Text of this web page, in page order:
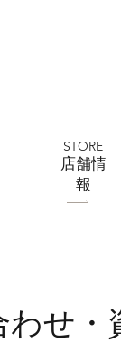
フェ
ご予
せ・
STORE
​店舗情
報